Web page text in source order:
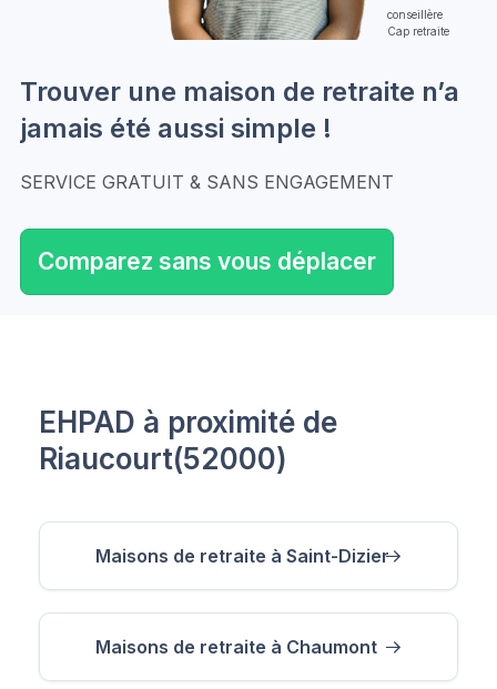
conseillère
Cap retraite
Trouver une maison de retraite n’a
jamais été aussi simple !
SERVICE GRATUIT & SANS ENGAGEMENT
Comparez sans vous déplacer
EHPAD à proximité de
Riaucourt(52000)
Maisons de retraite à Saint-Dizier
Maisons de retraite à Chaumont